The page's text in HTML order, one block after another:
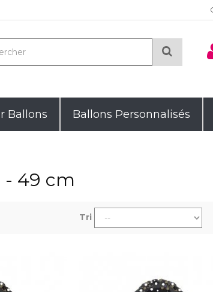
Ballons Ballons Personnalisés
- 49 cm
Tri